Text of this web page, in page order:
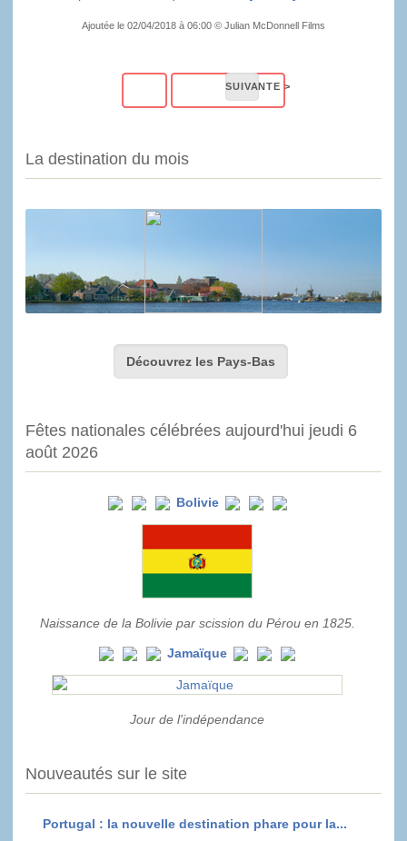
Ajoutée le 02/04/2018 à 06:00 © Julian McDonnell Films
La destination du mois
Découvrez les Pays-Bas
Fêtes nationales célébrées aujourd'hui jeudi 6
août 2026
Bolivie
Naissance de la Bolivie par scission du Pérou en 1825.
Jamaïque
Jour de l'indépendance
Nouveautés sur le site
Portugal : la nouvelle destination phare pour la...